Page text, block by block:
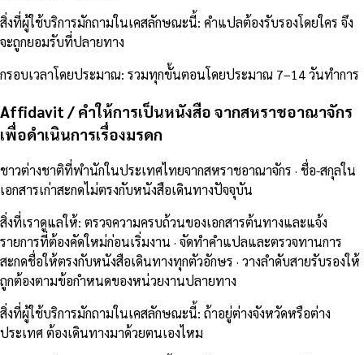
สิ่งที่ผู้ใช้บริการมักถามในเคสลักษณะนี้: คำแปลต้องรับรองโดยใคร จึง
จะถูกยอมรับที่ปลายทาง
กรอบเวลาโดยประมาณ: รวมทุกขั้นตอนโดยประมาณ 7–14 วันทำการ
Affidavit / คำให้การเป็นหนังสือ จากสหราชอาณาจักร
เพื่อดำเนินการเรื่องมรดก
ชาวต่างชาติที่พำนักในประเทศไทยจากสหราชอาณาจักร · ชื่อ-สกุลใน
เอกสารเก่าสะกดไม่ตรงกับหนังสือเดินทางปัจจุบัน
สิ่งที่เราดูแลให้: ตรวจความครบถ้วนของเอกสารต้นทางและแจ้ง
รายการที่ต้องคัดใหม่ก่อนเริ่มงาน · จัดทำคำแปลและตรวจทานการ
สะกดชื่อให้ตรงกับหนังสือเดินทางทุกตัวอักษร · วางลำดับสายรับรองให้
ถูกต้องตามข้อกำหนดของหน่วยงานปลายทาง
สิ่งที่ผู้ใช้บริการมักถามในเคสลักษณะนี้: ถ้าอยู่ต่างจังหวัดหรือต่าง
ประเทศ ต้องเดินทางมาด้วยตนเองไหม